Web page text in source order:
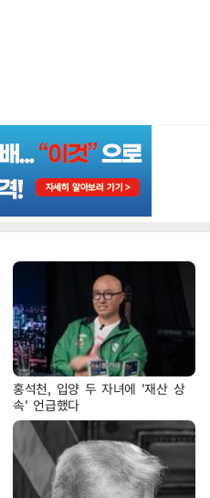
홍석천, 입양 두 자녀에 '재산 상
속' 언급했다